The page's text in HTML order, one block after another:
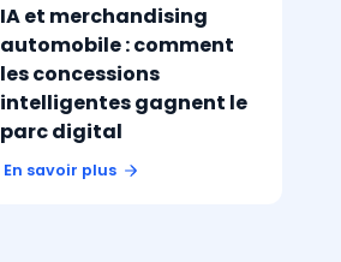
IA et merchandising
automobile : comment
les concessions
intelligentes gagnent le
parc digital
En savoir plus